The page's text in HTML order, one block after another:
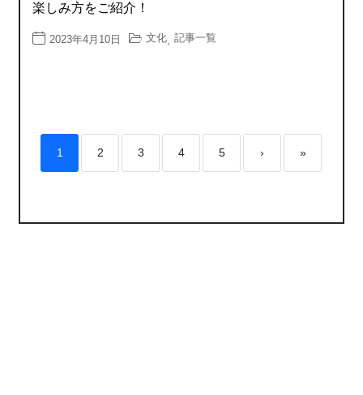
楽しみ方をご紹介！
2023年4月10日 文化 記事一覧
1 2 3 4 5 › »